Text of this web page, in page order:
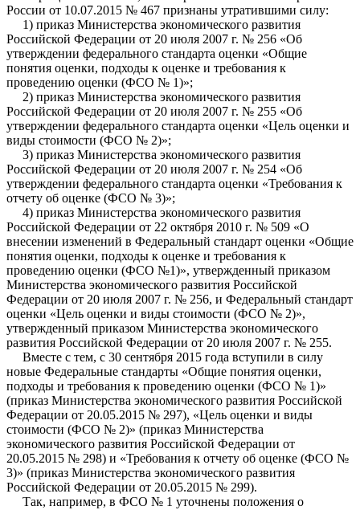
России от 10.07.2015 № 467 признаны утратившими силу:
1) приказ Министерства экономического развития
Российской Федерации от 20 июля 2007 г. № 256 «Об
утверждении федерального стандарта оценки «Общие
понятия оценки, подходы к оценке и требования к
проведению оценки (ФСО № 1)»;
2) приказ Министерства экономического развития
Российской Федерации от 20 июля 2007 г. № 255 «Об
утверждении федерального стандарта оценки «Цель оценки и
виды стоимости (ФСО № 2)»;
3) приказ Министерства экономического развития
Российской Федерации от 20 июля 2007 г. № 254 «Об
утверждении федерального стандарта оценки «Требования к
отчету об оценке (ФСО № 3)»;
4) приказ Министерства экономического развития
Российской Федерации от 22 октября 2010 г. № 509 «О
внесении изменений в Федеральный стандарт оценки «Общие
понятия оценки, подходы к оценке и требования к
проведению оценки (ФСО №1)», утвержденный приказом
Министерства экономического развития Российской
Федерации от 20 июля 2007 г. № 256, и Федеральный стандарт
оценки «Цель оценки и виды стоимости (ФСО № 2)»,
утвержденный приказом Министерства экономического
развития Российской Федерации от 20 июля 2007 г. № 255.
Вместе с тем, с 30 сентября 2015 года вступили в силу
новые Федеральные стандарты «Общие понятия оценки,
подходы и требования к проведению оценки (ФСО № 1)»
(приказ Министерства экономического развития Российской
Федерации от 20.05.2015 № 297), «Цель оценки и виды
стоимости (ФСО № 2)» (приказ Министерства
экономического развития Российской Федерации от
20.05.2015 № 298) и «Требования к отчету об оценке (ФСО №
3)» (приказ Министерства экономического развития
Российской Федерации от 20.05.2015 № 299).
Так, например, в ФСО № 1 уточнены положения о